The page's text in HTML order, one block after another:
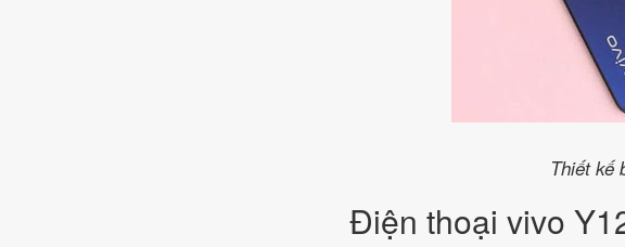
Thiết kế
Điện thoại vivo